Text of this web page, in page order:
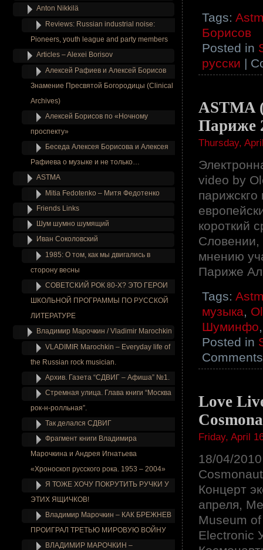
Tags:
Борисов
Posted in
русски |
ASTMA
Париже
Thursday,
video by
короткий
Словении,
мнению
Париже
Tags:
музыка,
Шуминфо
Posted in
Love
Friday, April
18/04/
Концерт
апреля,
Museum
Electronic
Anton Nikkilä
Reviews: Russian industrial noise:
Pioneers, youth league and party members
Articles – Alexei Borisov
Алексей Рафиев и Алексей Борисов
Знамение Пресвятой Богородицы (Clinical
Archives)
Алексей Борисов по «Ночному
проспекту»
Беседа Алексея Борисова и Алексея
Рафиева о музыке и не только…
ASTMA
Mitia Fedotenko – Митя Федотенко
Friends Links
Шум шумно шумящий
Иван Соколовский
1985: О том, как мы двигались в
сторону весны
СОВЕТСКИЙ РОК 80-Х? ЭТО ГЕРОИ
ШКОЛЬНОЙ ПРОГРАММЫ ПО РУССКОЙ
ЛИТЕРАТУРЕ
Владимир Марочкин / Vladimir Marochkin
VLADIMIR Marochkin – Everyday life of
the Russian rock musician.
Архив. Газета “СДВИГ – Афиша” №1.
Стремная улица. Глава книги “Москва
рок-н-ролльная”.
Так делался СДВИГ
Фрагмент книги Владимира
Марочкина и Андрея Игнатьева
«Хроноскоп русского рока. 1953 – 2004»
Я ТОЖЕ ХОЧУ ПОКРУТИТЬ РУЧКИ У
ЭТИХ ЯЩИЧКОВ!
Владимир Марочкин – КАК БРЕЖНЕВ
ПРОИГРАЛ ТРЕТЬЮ МИРОВУЮ ВОЙНУ
ВЛАДИМИР МАРОЧКИН –